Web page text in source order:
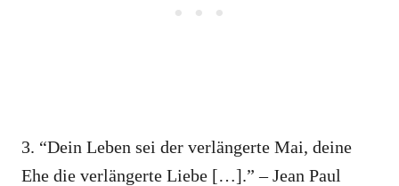
3. “Dein Leben sei der verlängerte Mai, deine
Ehe die verlängerte Liebe […].” – Jean Paul